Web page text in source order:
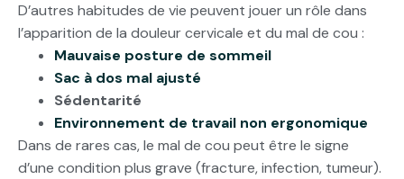
D’autres habitudes de vie peuvent jouer un rôle dans
l’apparition de la douleur cervicale et du mal de cou :
Mauvaise posture de sommeil
Sac à dos mal ajusté
Sédentarité
Environnement de travail non ergonomique
Dans de rares cas, le mal de cou peut être le signe
d’une condition plus grave (fracture, infection, tumeur).